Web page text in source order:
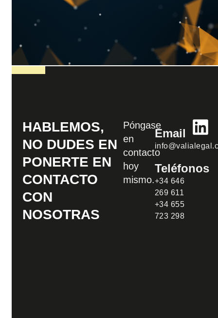
HABLEMOS,
NO DUDES EN
PONERTE EN
CONTACTO
CON
NOSOTRAS
Póngase
en
contacto
hoy
mismo.
Email
Teléfonos
+34 646
269 611
+34 655
723 298